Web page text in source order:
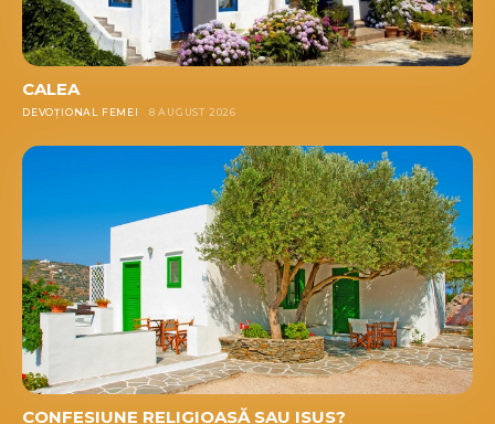
CALEA
DEVOȚIONAL FEMEI 8 AUGUST 2026
CONFESIUNE RELIGIOASĂ SAU ISUS?